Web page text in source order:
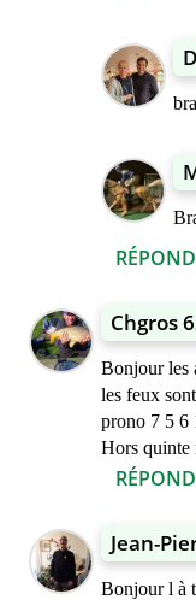
Chgros
Bonjour les
les feux
prono 7 5 6
Hors quinte
Jean-
Bonjour l à